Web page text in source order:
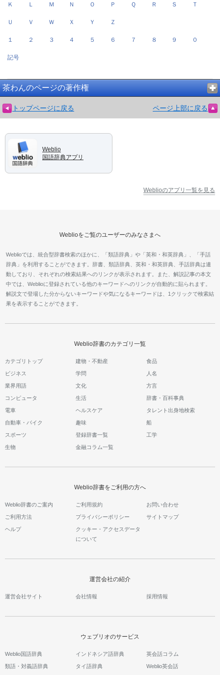
Ｋ Ｌ Ｍ Ｎ Ｏ Ｐ Ｑ Ｒ Ｓ Ｔ
Ｕ Ｖ Ｗ Ｘ Ｙ Ｚ
１ ２ ３ ４ ５ ６ ７ ８ ９ ０
記号
茶わんのページの著作権
トップページに戻る ページ上部に戻る
Weblio
国語辞典アプリ
Weblioのアプリ一覧を見る
Weblioをご覧のユーザーのみなさまへ
Weblioでは、統合型辞書検索のほかに、「類語辞典」や「英和・和英辞典」、「手話
辞典」を利用することができます。辞書、類語辞典、英和・和英辞典、手話辞典は連
動しており、それぞれの検索結果へのリンクが表示されます。また、解説記事の本文
中では、Weblioに登録されている他のキーワードへのリンクが自動的に貼られます。
解説文で登場した分からないキーワードや気になるキーワードは、1クリックで検索結
果を表示することができます。
Weblio辞書のカテゴリ一覧
カテゴリトップ 建物・不動産 食品
ビジネス 学問 人名
業界用語 文化 方言
コンピュータ 生活 辞書・百科事典
電車 ヘルスケア タレント出身地検索
自動車・バイク 趣味 船
スポーツ 登録辞書一覧 工学
生物 金融コラム一覧
Weblio辞書をご利用の方へ
Weblio辞書のご案内 ご利用規約 お問い合わせ
ご利用方法 プライバシーポリシー サイトマップ
ヘルプ
クッキー・アクセスデータ
について
運営会社の紹介
運営会社サイト 会社情報 採用情報
ウェブリオのサービス
Weblio国語辞典
類語・対義語辞典
インドネシア語辞典
タイ語辞典
英会話コラム
Weblio英会話